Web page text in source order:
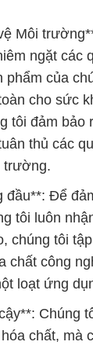
Môi
ngặt các
phẩm của
cho sức
tôi đảm bảo
thủ các
trường.
đầu**: Để
tôi luôn
chúng tôi
chất công
loạt ứng
Chúng
chất, mà